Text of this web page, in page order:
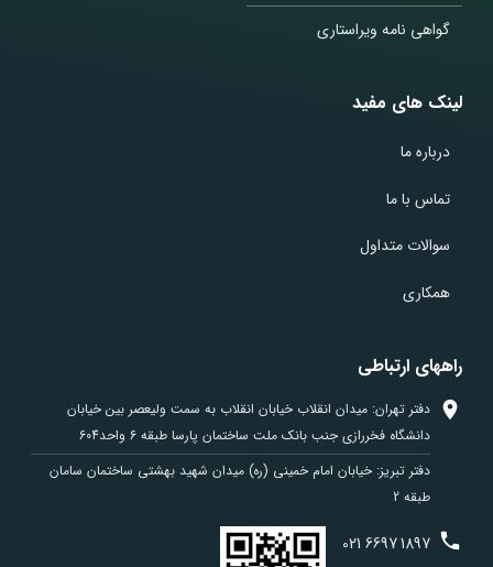
گواهی نامه ویراستاری
لینک های مفید
درباره ما
تماس با ما
سوالات متداول
همکاری
راههای ارتباطی
دفتر تهران: میدان انقلاب خیابان انقلاب به سمت ولیعصر بین خیابان
دانشگاه فخررازی جنب بانک ملت ساختمان پارسا طبقه 6 واحد604
دفتر تبریز: خیابان امام خمینی (ره) میدان شهید بهشتی ساختمان سامان
طبقه 2
021 66971897